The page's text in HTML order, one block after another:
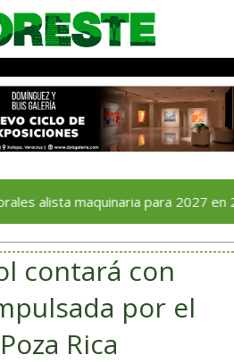
maquinaria para 2027 en 24
contará con
por el
Rica